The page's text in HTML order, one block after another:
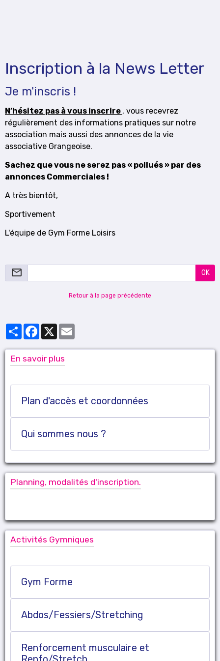
Inscription à la News Letter
Je m'inscris !
N’hésitez pas à vous inscrire , vous recevrez
régulièrement des informations pratiques sur notre
association mais aussi des annonces de la vie
associative Grangeoise.
Sachez que vous ne serez pas « pollués » par des
annonces Commerciales !
A très bientôt,
Sportivement
L'équipe de Gym Forme Loisirs
OK
Retour à la page précédente
PartagerFacebook
X
En savoir plus
Plan d'accès et coordonnées
Qui sommes nous ?
Planning, modalités d'inscription.
Activités Gymniques
Gym Forme
Abdos/Fessiers/Stretching
Renforcement musculaire et